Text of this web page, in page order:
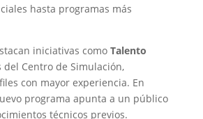
hasta programas más
iniciativas como Talento
Centro de Simulación,
con mayor experiencia. En
programa apunta a un público
técnicos previos.